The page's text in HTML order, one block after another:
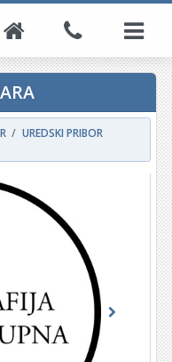
UREDSKI PRIBOR
Next